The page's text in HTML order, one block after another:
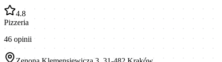
4.8
Pizzeria
46 opinii